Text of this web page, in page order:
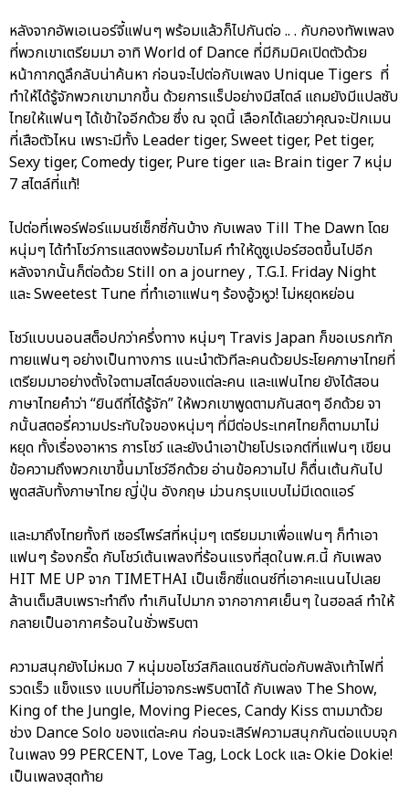
หลังจากอัพเอเนอร์จี้แฟนๆ พร้อมแล้วก็ไปกันต่อ .. . กับกองทัพเพลง
ที่พวกเขาเตรียมมา อาทิ World of Dance ที่มีกิมมิคเปิดตัวด้วย
หน้ากากดูลึกลับน่าค้นหา ก่อนจะไปต่อกับเพลง Unique Tigers ที่
ทำให้ได้รู้จักพวกเขามากขึ้น ด้วยการแร็ปอย่างมีสไตล์ แถมยังมีแปลซับ
ไทยให้แฟนๆ ได้เข้าใจอีกด้วย ซึ่ง ณ จุดนี้ เลือกได้เลยว่าคุณจะปักเมน
ที่เสือตัวไหน เพราะมีทั้ง Leader tiger, Sweet tiger, Pet tiger,
Sexy tiger, Comedy tiger, Pure tiger และ Brain tiger 7 หนุ่ม
7 สไตล์ที่แท้!
ไปต่อที่เพอร์ฟอร์แมนซ์เซ็กซี่กันบ้าง กับเพลง Till The Dawn โดย
หนุ่มๆ ได้ทำโชว์การแสดงพร้อมขาไมค์ ทำให้ดูซูเปอร์ฮอตขึ้นไปอีก
หลังจากนั้นก็ต่อด้วย Still on a journey , T.G.I. Friday Night
และ Sweetest Tune ที่ทำเอาแฟนๆ ร้องอู้วหูว! ไม่หยุดหย่อน
โชว์แบบนอนสต็อปกว่าครึ่งทาง หนุ่มๆ Travis Japan ก็ขอเบรกทัก
ทายแฟนๆ อย่างเป็นทางการ แนะนำตัวทีละคนด้วยประโยคภาษาไทยที่
เตรียมมาอย่างตั้งใจตามสไตล์ของแต่ละคน และแฟนไทย ยังได้สอน
ภาษาไทยคำว่า “ยินดีที่ได้รู้จัก” ให้พวกเขาพูดตามกันสดๆ อีกด้วย จา
กนั้นสตอรี่ความประทับใจของหนุ่มๆ ที่มีต่อประเทศไทยก็ตามมาไม่
หยุด ทั้งเรื่องอาหาร การโชว์ และยังนำเอาป้ายโปรเจกต์ที่แฟนๆ เขียน
ข้อความถึงพวกเขาขึ้นมาโชว์อีกด้วย อ่านข้อความไป ก็ตื่นเต้นกันไป
พูดสลับทั้งภาษาไทย ญี่ปุ่น อังกฤษ ม่วนกรุบแบบไม่มีเดดแอร์
และมาถึงไทยทั้งที เซอร์ไพร์สที่หนุ่มๆ เตรียมมาเพื่อแฟนๆ ก็ทำเอา
แฟนๆ ร้องกรี๊ด กับโชว์เต้นเพลงที่ร้อนแรงที่สุดในพ.ศ.นี้ กับเพลง
HIT ME UP จาก TIMETHAI เป็นเซ็กซี่แดนซ์ที่เอาคะแนนไปเลย
ล้านเต็มสิบเพราะทำถึง ทำเกินไปมาก จากอากาศเย็นๆ ในฮอลล์ ทำให้
กลายเป็นอากาศร้อนในชั่วพริบตา
ความสนุกยังไม่หมด 7 หนุ่มขอโชว์สกิลแดนซ์กันต่อกับพลังเท้าไฟที่
รวดเร็ว แข็งแรง แบบที่ไม่อาจกระพริบตาได้ กับเพลง The Show,
King of the Jungle, Moving Pieces, Candy Kiss ตามมาด้วย
ช่วง Dance Solo ของแต่ละคน ก่อนจะเสิร์ฟความสนุกกันต่อแบบจุก
ในเพลง 99 PERCENT, Love Tag, Lock Lock และ Okie Dokie!
เป็นเพลงสุดท้าย